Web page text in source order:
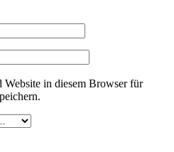
in diesem Browser für